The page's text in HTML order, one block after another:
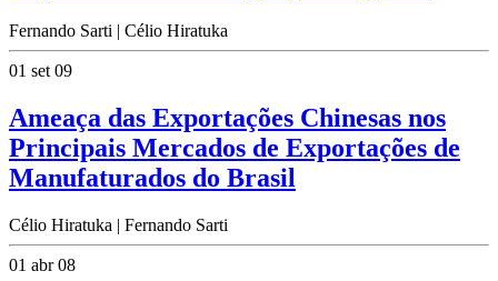
Fernando Sarti | Célio Hiratuka
01 set 09
Ameaça das Exportações Chinesas nos
Principais Mercados de Exportações de
Manufaturados do Brasil
Célio Hiratuka | Fernando Sarti
01 abr 08